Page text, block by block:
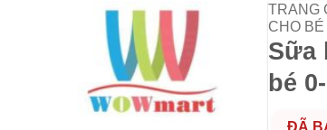
TRANG
CHO BÉ
Sữa
bé